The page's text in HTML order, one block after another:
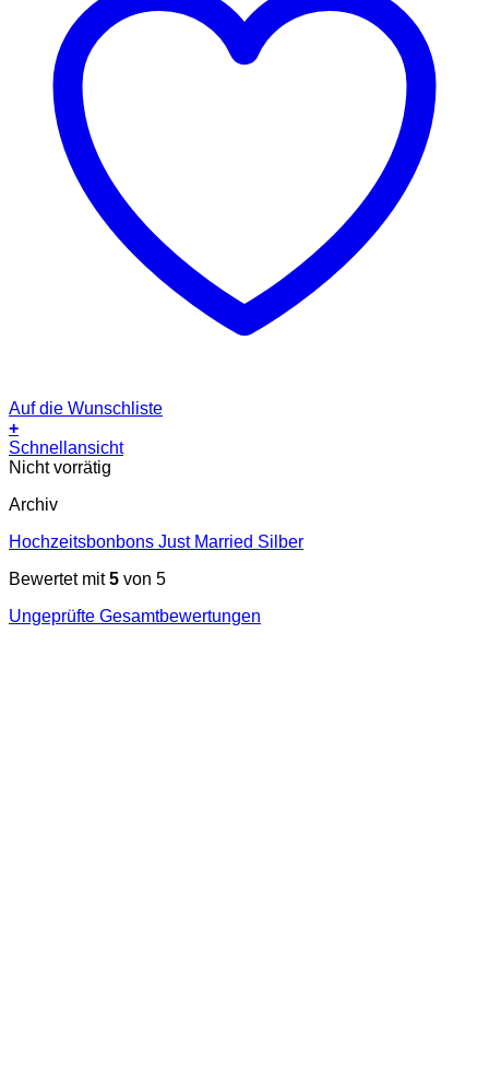
Auf die Wunschliste
+
Schnellansicht
Nicht vorrätig
Archiv
Hochzeitsbonbons Just Married Silber
Bewertet mit5 von 5
Ungeprüfte Gesamtbewertungen